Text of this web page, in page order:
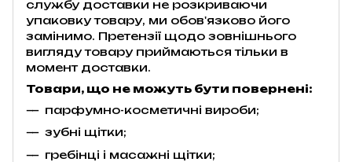
службу доставки не розкриваючи
упаковку товару, ми обов'язково його
замінимо. Претензії щодо зовнішнього
вигляду товару приймаються тільки в
момент доставки.
Товари, що не можуть бути повернені:
парфумно-косметичні вироби;
зубні щітки;
гребінці і масажні щітки;